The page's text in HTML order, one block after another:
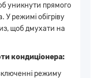
уникнути прямого
У режимі обігріву
щоб дмухати на
кондиціонера:
режиму